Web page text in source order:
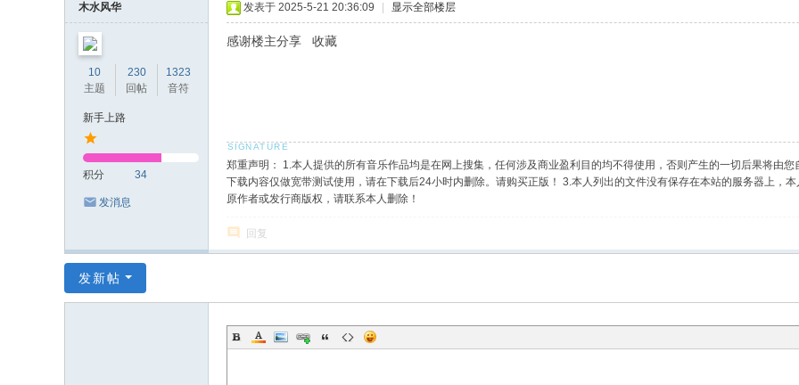
木水风华
10
主题
230
回帖
1323
音符
新手上路
积分 34
发消息
发表于 2025-5-21 20:36:09 显示全部楼层
感谢楼主分享 收藏
郑重声明： 1.本人提供的所有音乐作品均是在网上搜集，任何涉及商业盈利目的均不得使用，否则产生的一切后果将由
下载内容仅做宽带测试使用，请在下载后24小时内删除。请购买正版！ 3.本人列出的文件没有保存在本站的服务器上，
原作者或发行商版权，请联系本人删除！
回复
发新帖